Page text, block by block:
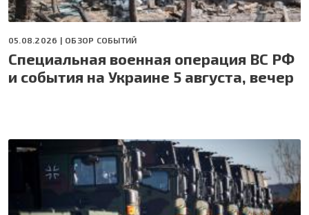
05.08.2026 | ОБЗОР СОБЫТИЙ
Специальная военная операция ВС РФ
и события на Украине 5 августа, вечер